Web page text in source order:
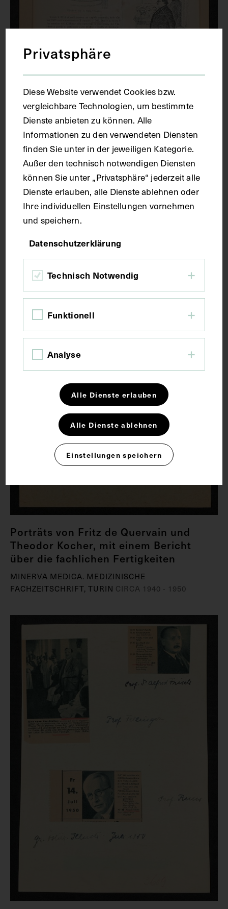
Porträts von Rudolf Virchow und Karl
Friedrich von Marcus
CIRCA 1920 - 1930
Porträts von Fritz de Quervain und
Theodor Kocher, mit einem Bericht
über die fachlichen Fertigkeiten
MINERVA MEDICA. MEDIZINISCHE
FACHZEITSCHRIFT, TURIN CIRCA 1940 - 1950
Privatsphäre
Diese Website verwendet Cookies bzw.
vergleichbare Technologien, um bestimmte
Dienste anbieten zu können. Alle
Informationen zu den verwendeten Diensten
finden Sie unter in der jeweiligen Kategorie.
Außer den technisch notwendigen Diensten
können Sie unter „Privatsphäre“ jederzeit alle
Dienste erlauben, alle Dienste ablehnen oder
Ihre individuellen Einstellungen vornehmen
und speichern.
Datenschutzerklärung
Technisch Notwendig
Funktionell
Analyse
Alle Dienste erlauben
Alle Dienste ablehnen
Einstellungen speichern